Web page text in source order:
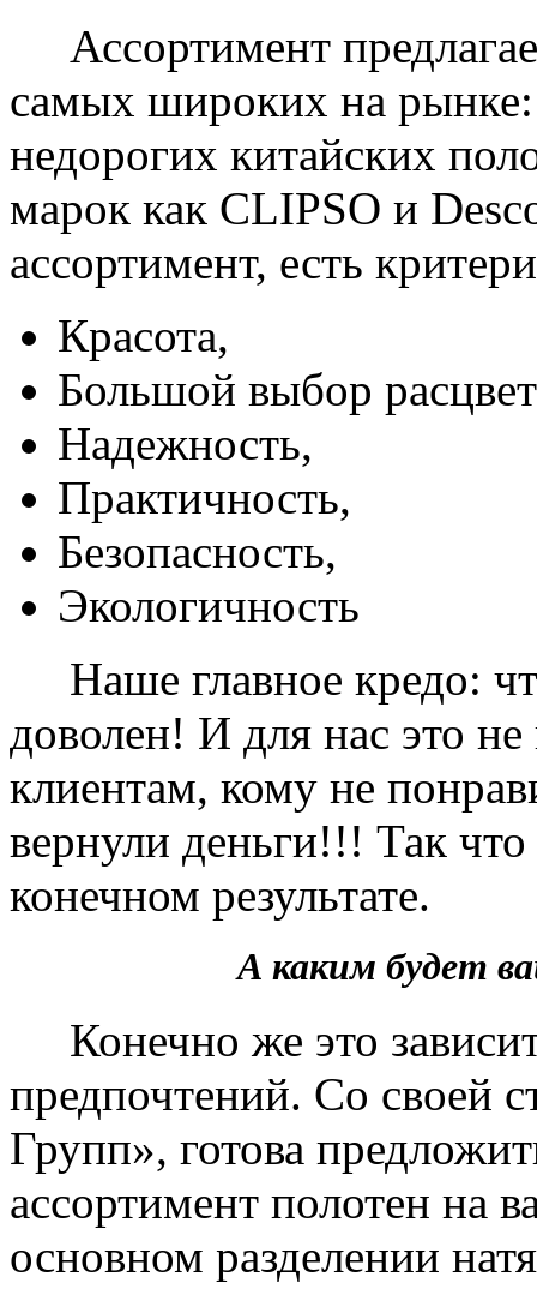
Ассортимент
самых широких на
недорогих китайских
марок как CLIPSO и
ассортимент, есть
Красота,
Большой выбор
Надежность,
Практичность,
Безопасность,
Экологичность
Наше главное кредо:
доволен! И для нас это
клиентам, кому не
вернули деньги!!! Так
конечном результате.
А каким будет
Конечно же это
предпочтений. Со своей
Групп», готова
ассортимент полотен на
основном разделении